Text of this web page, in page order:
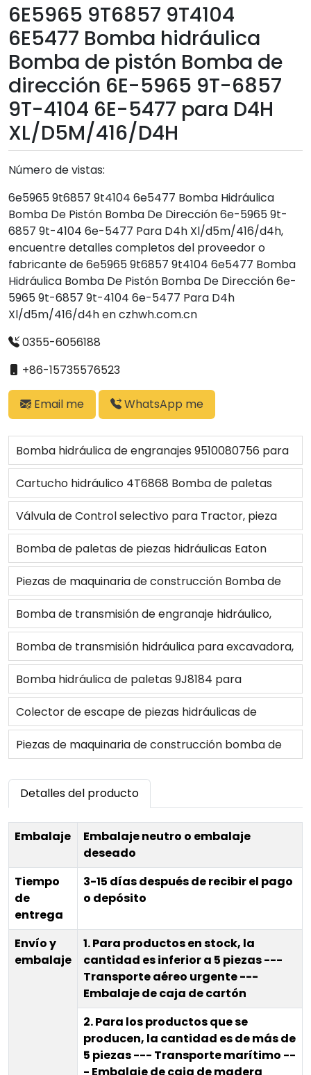
6E5965 9T6857 9T4104
6E5477 Bomba hidráulica
Bomba de pistón Bomba de
dirección 6E-5965 9T-6857
9T-4104 6E-5477 para D4H
XL/D5M/416/D4H
Número de vistas:
6e5965 9t6857 9t4104 6e5477 Bomba Hidráulica
Bomba De Pistón Bomba De Dirección 6e-5965 9t-
6857 9t-4104 6e-5477 Para D4h Xl/d5m/416/d4h,
encuentre detalles completos del proveedor o
fabricante de 6e5965 9t6857 9t4104 6e5477 Bomba
Hidráulica Bomba De Pistón Bomba De Dirección 6e-
5965 9t-6857 9t-4104 6e-5477 Para D4h
Xl/d5m/416/d4h en czhwh.com.cn
0355-6056188
+86-15735576523
Email me WhatsApp me
Bomba hidráulica de engranajes 9510080756 para
tractor 885
Cartucho hidráulico 4T6868 Bomba de paletas
6E4258 7J0566 7J0565 3G1269 1U2667 3G1266
7J0568 3G2835 9T2200 3G7651 9J7890 6E2396
3G1268
Válvula de Control selectivo para Tractor, pieza
hidráulica para John Deere 904, 1054, 1204, 1354,
NF101674
Bomba de paletas de piezas hidráulicas Eaton
Vickers V10 V20 V10f V20f VTM42 VTM42A
Piezas de maquinaria de construcción Bomba de
engranajes hidráulica Bomba piloto 1262083 126-
2083 para excavadora 320B
Bomba de transmisión de engranaje hidráulico,
6P7358 para cargador 980F/980C
Bomba de transmisión hidráulica para excavadora,
2P9239, D7G/F/D8K/D9H
Bomba hidráulica de paletas 9J8184 para
cargador 950
Colector de escape de piezas hidráulicas de
maquinaria de construcción 328-8709 para C6.6
Piezas de maquinaria de construcción bomba de
325J 325K 310SJ 310G 315SJ
Detalles del producto
Embalaje
Embalaje neutro o embalaje
deseado
Tiempo
de
entrega
3-15 días después de recibir el pago
o depósito
Envío y
embalaje
1. Para productos en stock, la
cantidad es inferior a 5 piezas ---
Transporte aéreo urgente ---
Embalaje de caja de cartón
2. Para los productos que se
producen, la cantidad es de más de
5 piezas --- Transporte marítimo --